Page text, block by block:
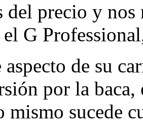
precio y nos
G
de su
por la
mismo sucede